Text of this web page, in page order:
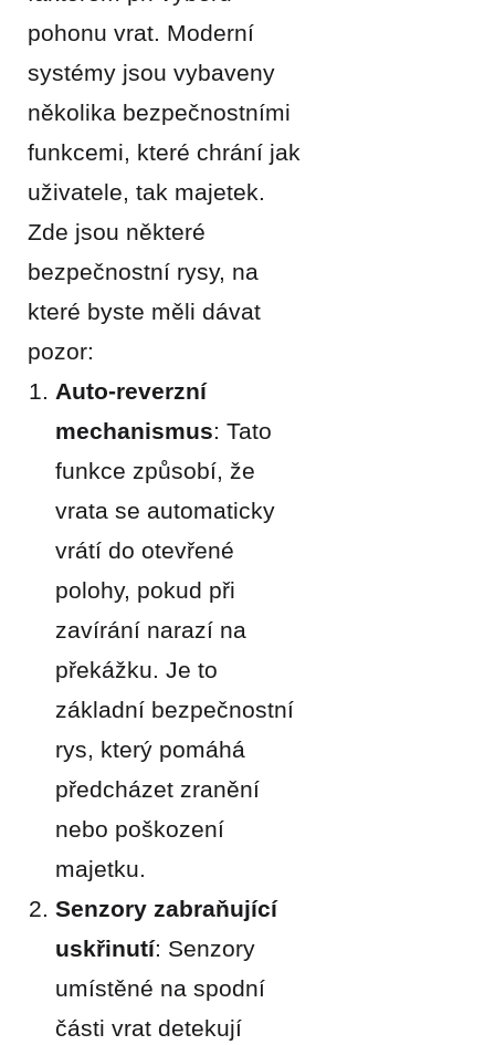
pohonu vrat. Moderní
systémy jsou vybaveny
několika bezpečnostními
funkcemi, které chrání jak
uživatele, tak majetek.
Zde jsou některé
bezpečnostní rysy, na
které byste měli dávat
pozor:
Auto-reverzní
mechanismus: Tato
funkce způsobí, že
vrata se automaticky
vrátí do otevřené
polohy, pokud při
zavírání narazí na
překážku. Je to
základní bezpečnostní
rys, který pomáhá
předcházet zranění
nebo poškození
majetku.
Senzory zabraňující
uskřinutí: Senzory
umístěné na spodní
části vrat detekují